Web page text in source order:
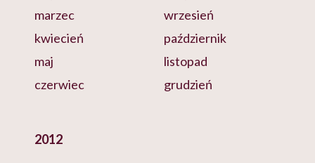
marzec
kwiecień
maj
czerwiec
wrzesień
październik
listopad
grudzień
2012